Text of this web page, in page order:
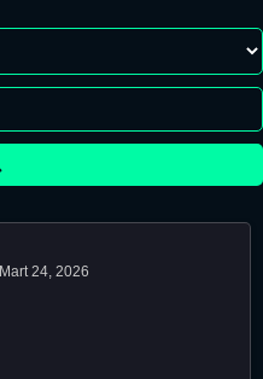
Mart 24, 2026